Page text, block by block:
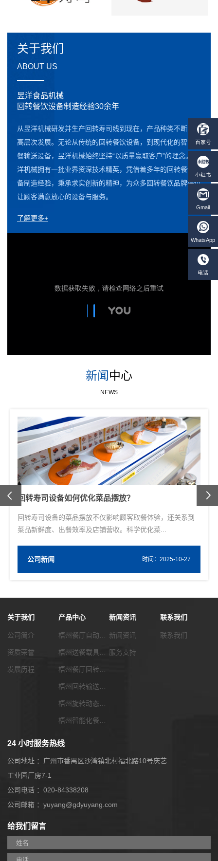
关于我们
ABOUT US
昱洋食品机械
回转餐饮设备制造经验30余年
从昱洋机械研发并生产回转寿司线到现在，产品种类不断向更
高层次发展。无论从传统的回转餐饮设备，到现代化的智能点
餐输送设备，昱洋机械始终坚持“以质量赢取客户”的理念。昱
洋机械拥有一批业界资深技术精英，凭借着多年的回转餐饮设
备制造经验，秉承求实创新的精神，为众多回转餐饮品牌提供
让顾客满意放心的设备与服务。
了解更多+
新闻 中心
NEWS
Previous
？
客取餐体验，还关系到
。科学优化菜...
时间：2025-10-27
送餐机器人在火锅店的应用效果
火锅店作为餐饮行业中客流密集、菜
态，对服务效率与体验有着较高要求
关于我们
公司简介
资质荣誉
发展历程
产品中心 新闻资讯
新闻资讯
服务支持
联系我们
联系我们
24 小时服务热线
公司地址 ：广州市番禺区沙湾镇北村福北路10号庆艺
工业园厂房7-1
公司电话 ：020-84338208
公司邮箱 ：yuyang@gdyuyang.com
给我们留言